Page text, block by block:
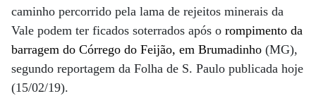
caminho percorrido pela lama de rejeitos minerais da
Vale podem ter ficados soterrados após o rompimento da
barragem do Córrego do Feijão, em Brumadinho (MG),
segundo reportagem da Folha de S. Paulo publicada hoje
(15/02/19).